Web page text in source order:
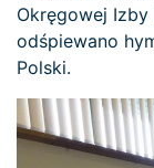
Okręgowej Izby
odśpiewano
Polski.